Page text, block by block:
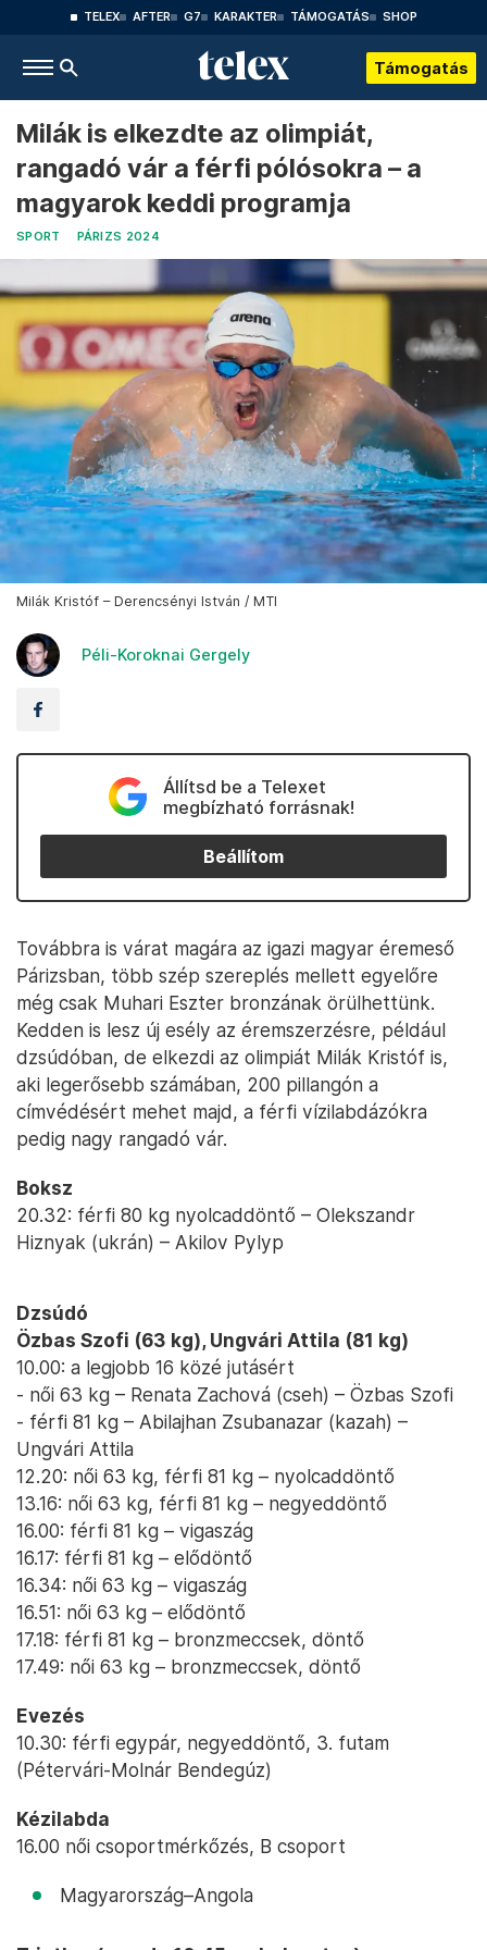
TELEX AFTER G7 KARAKTER TÁMOGATÁS SHOP
Támogatás
Milák is elkezdte az olimpiát,
rangadó vár a férfi pólósokra – a
magyarok keddi programja
SPORT PÁRIZS 2024
Milák Kristóf – Derencsényi István / MTI
Péli-Koroknai Gergely
Állítsd be a Telexet
megbízható forrásnak!
Beállítom
Továbbra is várat magára az igazi magyar éremeső
Párizsban, több szép szereplés mellett egyelőre
még csak Muhari Eszter bronzának örülhettünk.
Kedden is lesz új esély az éremszerzésre, például
dzsúdóban, de elkezdi az olimpiát Milák Kristóf is,
aki legerősebb számában, 200 pillangón a
címvédésért mehet majd, a férfi vízilabdázókra
pedig nagy rangadó vár.
Boksz
20.32: férfi 80 kg nyolcaddöntő – Olekszandr
Hiznyak (ukrán) – Akilov Pylyp
Dzsúdó
Özbas Szofi (63 kg), Ungvári Attila (81 kg)
10.00: a legjobb 16 közé jutásért
- női 63 kg – Renata Zachová (cseh) – Özbas Szofi
- férfi 81 kg – Abilajhan Zsubanazar (kazah) –
Ungvári Attila
12.20: női 63 kg, férfi 81 kg – nyolcaddöntő
13.16: női 63 kg, férfi 81 kg – negyeddöntő
16.00: férfi 81 kg – vigaszág
16.17: férfi 81 kg – elődöntő
16.34: női 63 kg – vigaszág
16.51: női 63 kg – elődöntő
17.18: férfi 81 kg – bronzmeccsek, döntő
17.49: női 63 kg – bronzmeccsek, döntő
Evezés
10.30: férfi egypár, negyeddöntő, 3. futam
(Pétervári-Molnár Bendegúz)
Kézilabda
16.00 női csoportmérkőzés, B csoport
Magyarország–Angola